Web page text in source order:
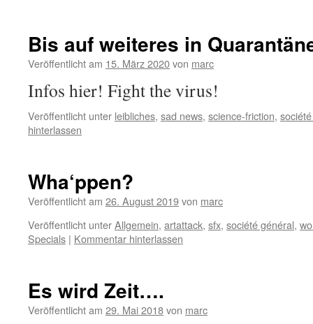
Bis auf weiteres in
Veröffentlicht am 15. März 2020von marc
Infos hier! Fight the virus!
Veröffentlicht unter leibliches, sad news, science-friction,
hinterlassen
Wha‘ppen?
Veröffentlicht am 26. August 2019von marc
Veröffentlicht unterAllgemein, artattack, sfx, société général,
Specials | Kommentar hinterlassen
Es wird Zeit….
Veröffentlicht am 29. Mai 2018von marc